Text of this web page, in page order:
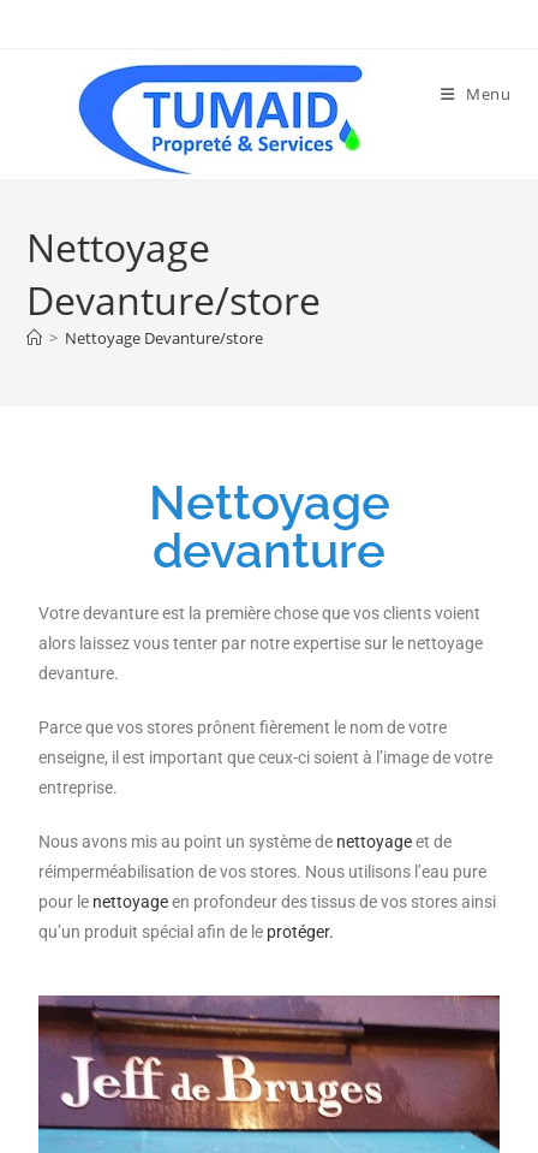
Menu
Nettoyage
Devanture/store
> Nettoyage Devanture/store
Nettoyage
devanture
Votre devanture est la première chose que vos clients voient
alors laissez vous tenter par notre expertise sur le nettoyage
devanture.
Parce que vos stores prônent fièrement le nom de votre
enseigne, il est important que ceux-ci soient à l’image de votre
entreprise.
Nous avons mis au point un système de nettoyageet de
réimperméabilisation de vos stores. Nous utilisons l’eau pure
pour le nettoyageen profondeur des tissus de vos stores ainsi
qu’un produit spécial afin de le protéger.